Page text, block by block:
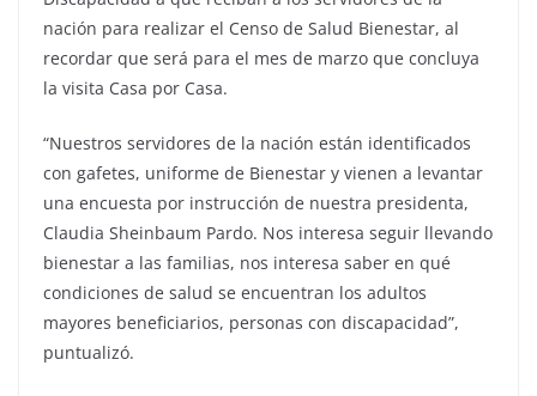
nación para realizar el Censo de Salud Bienestar, al
recordar que será para el mes de marzo que concluya
la visita Casa por Casa.
“Nuestros servidores de la nación están identificados
con gafetes, uniforme de Bienestar y vienen a levantar
una encuesta por instrucción de nuestra presidenta,
Claudia Sheinbaum Pardo. Nos interesa seguir llevando
bienestar a las familias, nos interesa saber en qué
condiciones de salud se encuentran los adultos
mayores beneficiarios, personas con discapacidad”,
puntualizó.